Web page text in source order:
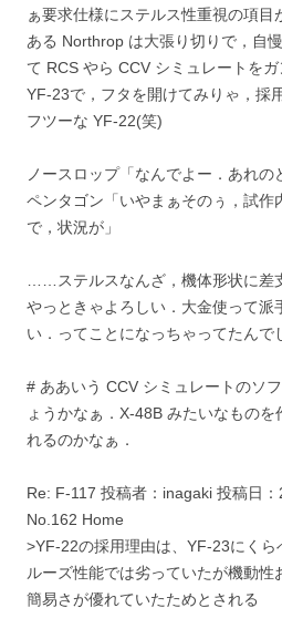
ぁ要求仕様にステルス性重視の項
ある Northrop は大張り切りで，自
て RCS やら CCV シミュレートを
YF-23で，フタを開けてみりゃ，採
フツーな YF-22(笑)
ノースロップ「なんでよー．あれの
ペンタゴン「いやまぁそのぅ，試作
で，状況が」
……ステルスなんざ，機体形状に差
やっときゃよろしい．大金使って派
い．ってことになっちゃってたんで
# ああいう CCV シミュレートのソ
ょうかなぁ．X-48B みたいなもの
れるのかなぁ．
Re: F-117 投稿者：inagaki 投稿日
No.162 Home
>YF-22の採用理由は、YF-23にくら
ルーズ性能では劣っていたが機動
簡易さが優れていたためとされる